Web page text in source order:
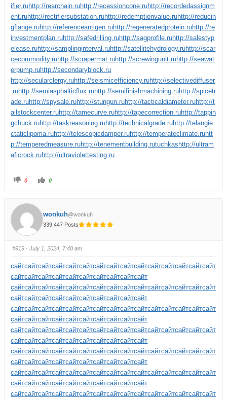
ifier.ruhttp://rearchain.ruhttp://recessioncone.ruhttp://recordedassignm
ent.ruhttp://rectifiersubstation.ruhttp://redemptionvalue.ruhttp://reducin
gflange.ruhttp://referenceantigen.ruhttp://regeneratedprotein.ruhttp://re
investmentplan.ruhttp://safedrilling.ruhttp://sagprofile.ruhttp://salestyp
elease.ruhttp://samplinginterval.ruhttp://satellitehydrology.ruhttp://scar
cecommodity.ruhttp://scrapermat.ruhttp://screwingunit.ruhttp://seawat
erpump.ruhttp://secondaryblock.ru
http://secularclergy.ruhttp://seismicefficiency.ruhttp://selectivediffuser
.ruhttp://semiasphalticflux.ruhttp://semifinishmachining.ruhttp://spicetr
ade.ruhttp://spysale.ruhttp://stungun.ruhttp://tacticaldiameter.ruhttp://t
ailstockcenter.ruhttp://tamecurve.ruhttp://tapecorrection.ruhttp://tappin
gchuck.ruhttp://taskreasoning.ruhttp://technicalgrade.ruhttp://telangie
ctaticlipoma.ruhttp://telescopicdamper.ruhttp://temperateclimate.ruhtt
p://temperedmeasure.ruhttp://tenementbuilding.rutuchkas http://ultram
aficrock.ruhttp://ultraviolettesting.ru
0 0
wonkuh@wonkuh
339,447 Posts
#919 · July 1, 2024, 7:40 am
сайтсайтсайтсайтсайтсайтсайтсайтсайтсайтсайтсайтсайтсайтсайт
сайтсайтсайтсайтсайтсайтсайтсайтсайтсайт
сайтсайтсайтсайтсайтсайтсайтсайтсайтсайтсайтсайтсайтсайтсайт
сайтсайтсайтсайтсайтсайтсайтсайтсайтсайт
сайтсайтсайтсайтсайтсайтсайтсайтсайтсайтсайтсайтсайтсайтсайт
сайтсайтсайтсайтсайтсайтсайтсайтсайтсайт
сайтсайтсайтсайтсайтсайтсайтсайтсайтсайтсайтсайтсайтсайтсайт
сайтсайтсайтсайтсайтсайтсайтсайтсайтсайт
сайтсайтсайтсайтсайтсайтсайтсайтсайтсайтсайтсайтсайтсайтсайт
сайтсайтсайтсайтсайтсайтсайтсайтсайтсайт
сайтсайтсайтсайтсайтсайтсайтсайтсайтсайтсайтсайтсайтсайтсайт
сайтсайтсайтсайтсайтсайтсайтсайтсайтсайт
сайтсайтсайтсайтсайтсайтсайтсайтсайтсайтсайтсайтсайтсайтсайт